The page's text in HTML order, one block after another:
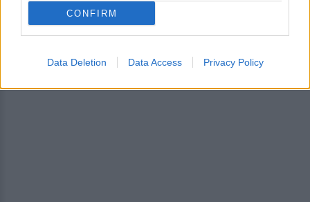
CONFIRM
Data Deletion Data Access Privacy Policy